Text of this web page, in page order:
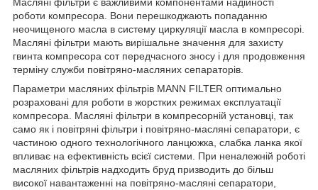
Масляні фільтри є важливими компонентами надійності
роботи компресора. Вони перешкоджають попаданню
неочищеного масла в систему циркуляції масла в компресорі.
Масляні фільтри мають вирішальне значення для захисту
гвинта компресора сот передчасного зносу і для продовження
терміну служби повітряно-масляних сепараторів.
Параметри масляних фільтрів MANN FILTER оптимально
розраховані для роботи в жорстких режимах експлуатації
компресора. Масляні фільтри в компресорній установці, так
само як і повітряні фільтри і повітряно-масляні сепаратори, є
частиною одного технологічного ланцюжка, слабка ланка якої
впливає на ефективність всієї системи. При неналежній роботі
масляних фільтрів надходить бруд призводить до більш
високої навантаженні на повітряно-масляні сепаратори,